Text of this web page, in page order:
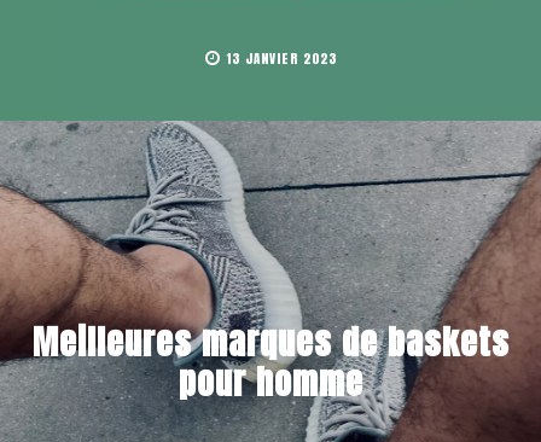
13 JANVIER 2023
Meilleures marques de baskets
pour homme